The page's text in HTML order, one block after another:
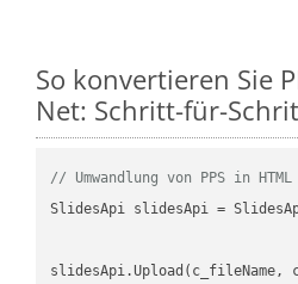
So konvertieren Sie
Net: Schritt-für-
// Umwandlung von PPS in HTML
SlidesApi slidesApi =
slidesApi.Upload(c_fileName,